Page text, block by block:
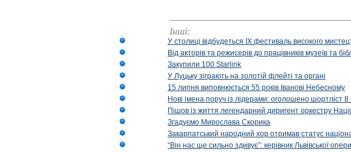
Інші:
У столиці відбудеться IX фестиваль високого
Від акторів та режисерів до працівників музеїв та
Закупили 100 Starlink
У Луцьку зіграють на золотій флейті та органі
15 липня виповнюється 55 років Іванові Небесному
Нові імена поруч із лідерами: оголошено шортліст
Пішов із життя легендарний диригент оркестру
Згадуємо Мирослава Скорика
Закарпатський народний хор отримав статус
“Він нас ще сильно здивує”: керівник Львівської